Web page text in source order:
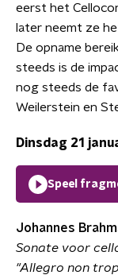
eerst het
later neemt ze
De opname
steeds is de
nog steeds de
Weilerstein en
Dinsdag 21
Speel
Johannes
Sonate voor
"Allegro non